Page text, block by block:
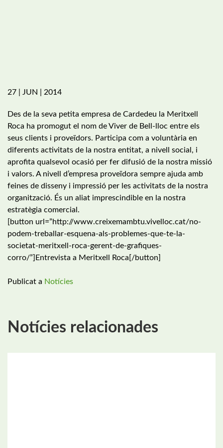
27 | JUN | 2014
Des de la seva petita empresa de Cardedeu la Meritxell
Roca ha promogut el nom de Viver de Bell-lloc entre els
seus clients i proveïdors. Participa com a voluntària en
diferents activitats de la nostra entitat, a nivell social, i
aprofita qualsevol ocasió per fer difusió de la nostra missió
i valors. A nivell d’empresa proveïdora sempre ajuda amb
feines de disseny i impressió per les activitats de la nostra
organització. És un aliat imprescindible en la nostra
estratègia comercial.
[button url=”http://www.creixemambtu.vivelloc.cat/no-
podem-treballar-esquena-als-problemes-que-te-la-
societat-meritxell-roca-gerent-de-grafiques-
corro/”]Entrevista a Meritxell Roca[/button]
Publicat a Notícies
Notícies relacionades